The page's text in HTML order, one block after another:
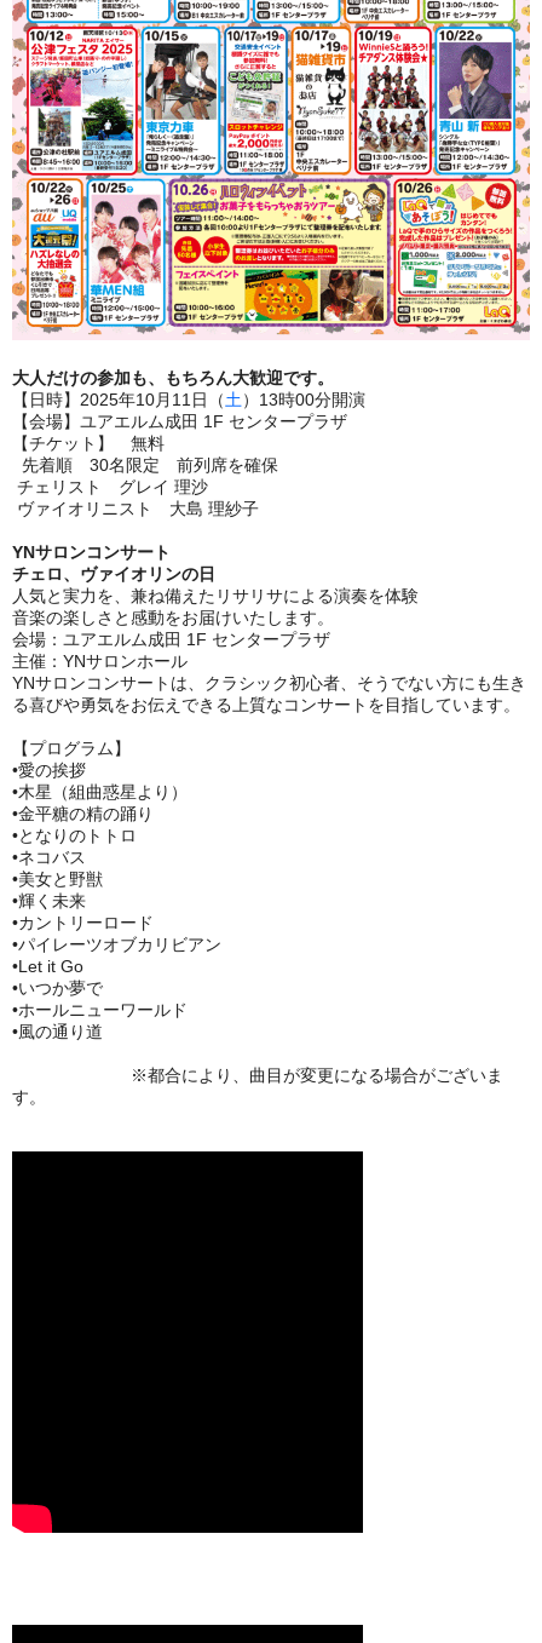
大人だけの参加も、もちろん大歓迎です。
【 日時】 2025年10月11日（土）13時00分開演
【会場】ユアエルム成田 1F センタープラザ
【チケット】 無料
先着順 30名限定 前列席を確保
チェリスト グレイ 理沙
ヴァイオリニスト 大島 理紗子
YNサロンコンサート
チェロ、ヴァイオリンの日
人気と実力を、兼ね備えたリサリサによる演奏を体験
音楽の楽しさと感動をお届けいたします。
会場：ユアエルム成田 1F センタープラザ
主催：YNサロンホール
YNサロンコンサートは、クラシック初心者、そうでない方にも生き
る喜びや勇気をお伝えできる上質なコンサートを目指しています。
【プログラム】
•愛の挨拶
•木星（組曲惑星より）
•金平糖の精の踊り
•となりのトトロ
•ネコバス
•美女と野獣
•輝く未来
•カントリーロード
•パイレーツオブカリビアン
•Let it Go
•いつか夢で
•ホールニューワールド
•風の通り道
※都合により、曲目が変更になる場合がございま
す。